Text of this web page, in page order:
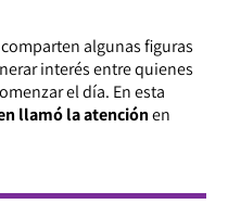
algunas figuras
interés entre quienes
el día. En esta
llamó la atenciónen